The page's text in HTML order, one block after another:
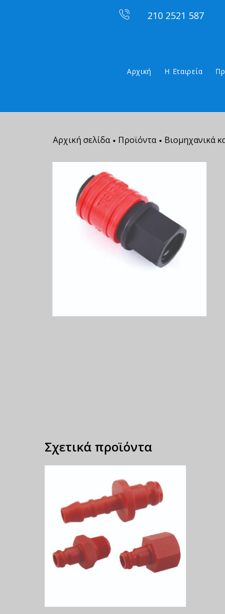
210 2521 587
Αρχική Η Εταιρεία
Αρχική σελίδα • Προϊόντα • Βιομηχανικά
Σχετικά προϊόντα